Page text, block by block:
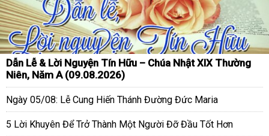
Dẫn Lễ & Lời Nguyện Tín Hữu – Chúa Nhật XIX Thường
Niên, Năm A (09.08.2026)
Ngày 05/08: Lễ Cung Hiến Thánh Đường Đức Maria
5 Lời Khuyên Để Trở Thành Một Người Đỡ Đầu Tốt Hơn